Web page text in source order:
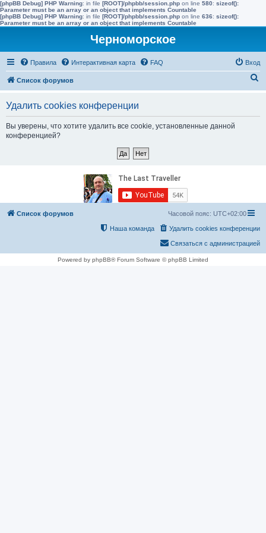
[phpBB Debug] PHP Warning: in file [ROOT]/phpbb/session.php on line 580: sizeof():
Parameter must be an array or an object that implements Countable
[phpBB Debug] PHP Warning: in file [ROOT]/phpbb/session.php on line 636: sizeof():
Parameter must be an array or an object that implements Countable
Черноморское
Правила Интерактивная карта FAQ Вход
Список форумов
Удалить cookies конференции
Вы уверены, что хотите удалить все cookie, установленные данной
конференцией?
Список форумов Часовой пояс: UTC+02:00
Удалить cookies конференции
Наша команда
Связаться с администрацией
Powered by phpBB® Forum Software © phpBB Limited